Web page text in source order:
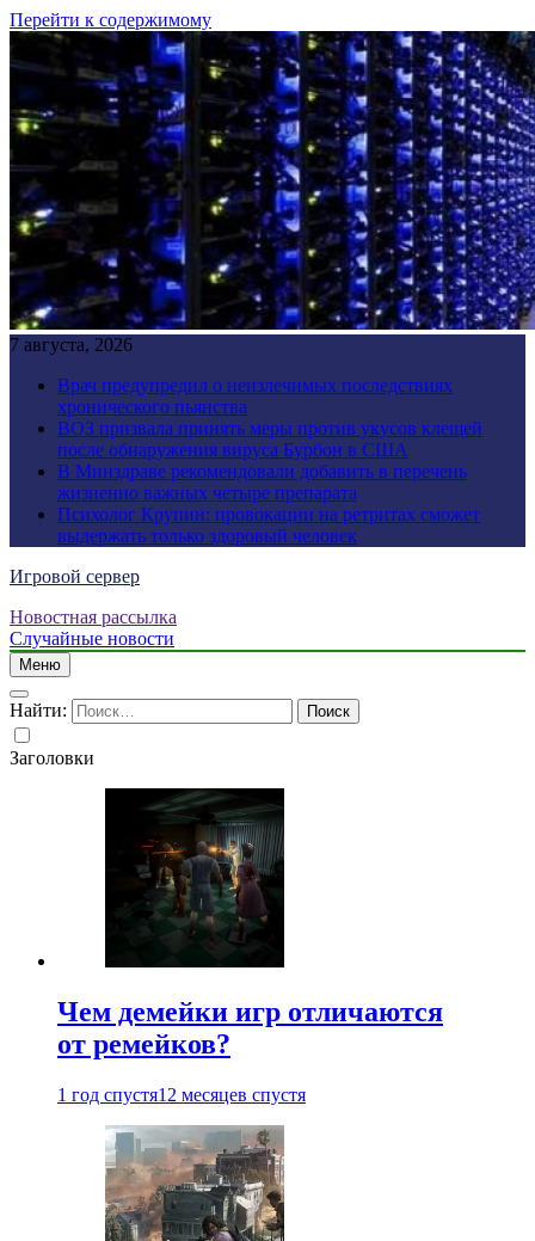
Перейти к содержимому
7 августа, 2026
Врач предупредил о неизлечимых последствиях
хронического пьянства
ВОЗ призвала принять меры против укусов клещей
после обнаружения вируса Бурбон в США
В Минздраве рекомендовали добавить в перечень
жизненно важных четыре препарата
Психолог Крупин: провокации на ретритах сможет
выдержать только здоровый человек
Игровой сервер
Новостная рассылка
Случайные новости
Меню
Найти:
Заголовки
Чем демейки игр отличаются
от ремейков?
1 год спустя12 месяцев спустя